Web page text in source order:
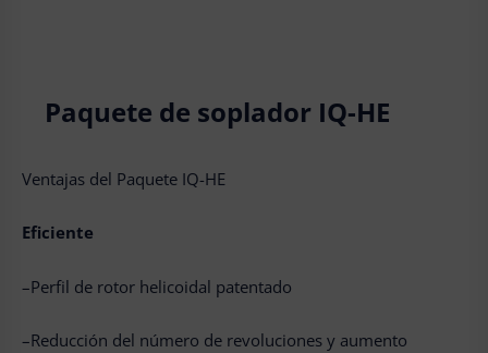
Paquete de soplador IQ-HE
Ventajas del Paquete IQ-HE
Eficiente
–Perfil de rotor helicoidal patentado
–Reducción del número de revoluciones y aumento